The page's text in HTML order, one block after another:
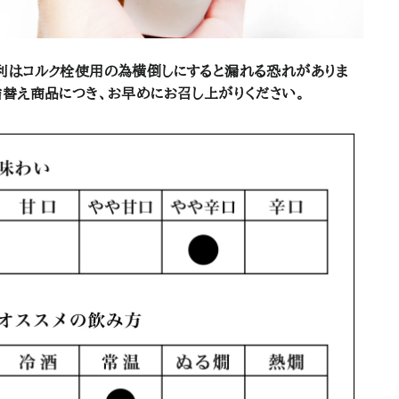
コルク栓使用の為横倒しにすると漏れる恐れがありま
替え商品につき、お早めにお召し上がりください。